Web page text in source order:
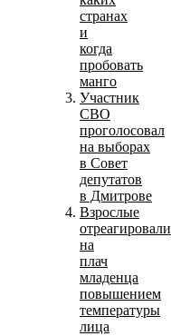
странах
и
когда
пробовать
манго
Участник
СВО
проголосовал
на выборах
в Совет
депутатов
в Дмитрове
Взрослые
отреагировали
на
плач
младенца
повышением
температуры
лица